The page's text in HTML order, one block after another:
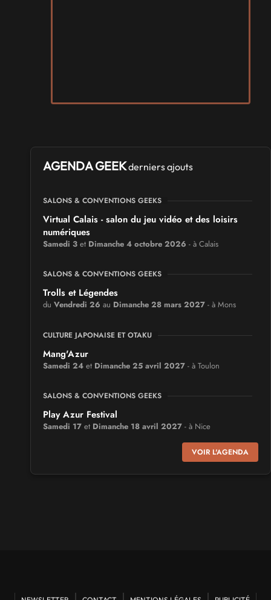
AGENDA GEEKderniers ajouts
SALONS & CONVENTIONS GEEKS
Virtual Calais - salon du jeu vidéo et des loisirs
numériques
Samedi 3 et Dimanche 4 octobre 2026 - à Calais
SALONS & CONVENTIONS GEEKS
Trolls et Légendes
du Vendredi 26 au Dimanche 28 mars 2027 - à Mons
CULTURE JAPONAISE ET OTAKU
Mang'Azur
Samedi 24 et Dimanche 25 avril 2027 - à Toulon
SALONS & CONVENTIONS GEEKS
Play Azur Festival
Samedi 17 et Dimanche 18 avril 2027 - à Nice
Art To Play
VOIR L'AGENDA